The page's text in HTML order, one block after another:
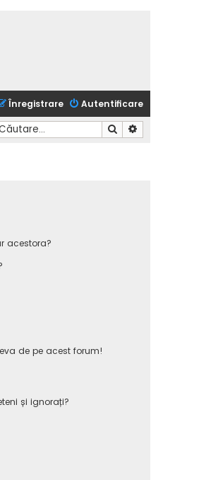
Autentificare
Înregistrare
Căutare
acestora?
de pe acest forum!
și ignorați?